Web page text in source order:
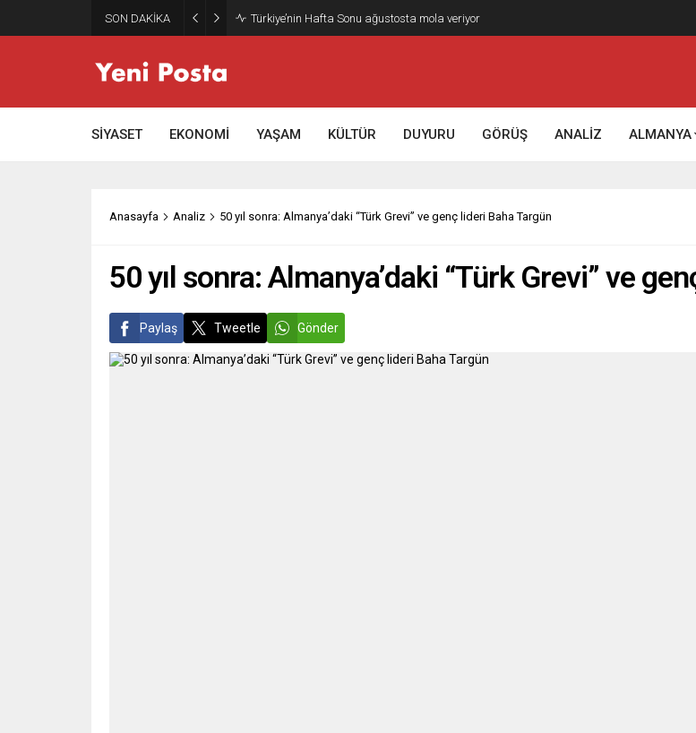
SON DAKİKA Gazze’nin geleceği: Teknokratik kontrol mü, kolonializm mi?
SİYASET EKONOMİ YAŞAM KÜLTÜR DUYURU GÖRÜŞ ANALİZ ALMANYA
Anasayfa Analiz 50 yıl sonra: Almanya’daki “Türk Grevi” ve genç lideri Baha Targün
50 yıl sonra: Almanya’daki “Türk Grevi” ve
Paylaş Tweetle Gönder